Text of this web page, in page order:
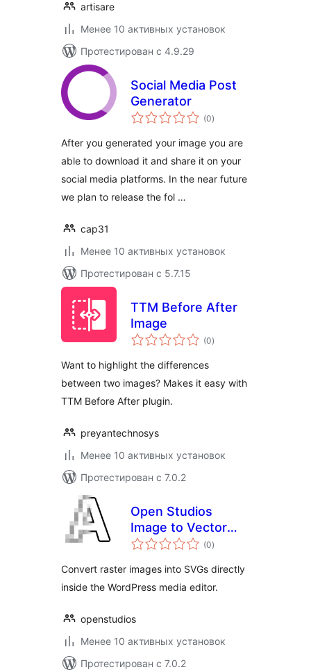
artisare
Менее 10 активных установок
Протестирован с 4.9.29
Social Media Post
Generator
(0общий
рейтинг
)
After you generated your image you are
able to download it and share it on your
social media platforms. In the near future
we plan to release the fol …
cap31
Менее 10 активных установок
Протестирован с 5.7.15
TTM Before After
Image
(0общий
рейтинг
)
Want to highlight the differences
between two images? Makes it easy with
TTM Before After plugin.
preyantechnosys
Менее 10 активных установок
Протестирован с 7.0.2
Open Studios
Image to Vector
Converter
(0общий
рейтинг
)
Convert raster images into SVGs directly
inside the WordPress media editor.
openstudios
Менее 10 активных установок
Протестирован с 7.0.2